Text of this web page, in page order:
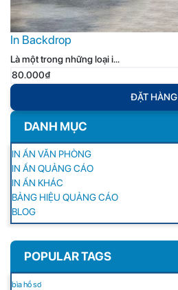
DANH MỤC
IN ẤN VĂN PHÒNG
IN ẤN QUẢNG CÁO
IN ẤN KHÁC
BẢNG HIỆU QUẢNG CÁO
BLOG
POPULAR TAGS
bìa hồ sơ
In Backdrop
Là một trong những loại i...
80.000₫
ĐẶT HÀNG